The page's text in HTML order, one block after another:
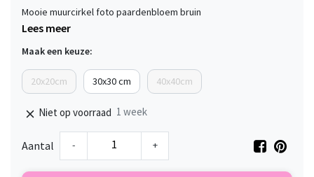
Mooie muurcirkel foto paardenbloem bruin
Lees meer
Maak een keuze:
20x20cm 30x30 cm 40x40cm
Niet op voorraad 1 week
Aantal - +